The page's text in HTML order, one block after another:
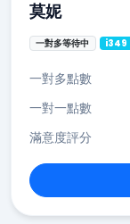
莫妮
一對多等待中 i349
一對多點數
一對一點數
滿意度評分